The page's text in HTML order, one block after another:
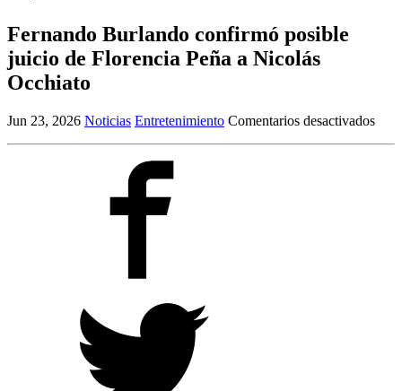
Fernando Burlando confirmó posible
juicio de Florencia Peña a Nicolás
Occhiato
Jun 23, 2026 Noticias Entretenimiento Comentarios desactivadosen